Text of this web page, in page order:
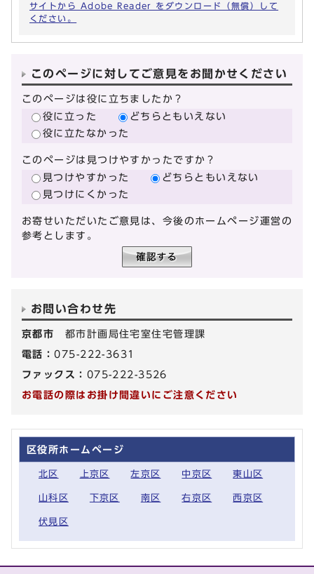
サイトから Adobe Reader をダウンロード（無償）して
ください。
このページに対してご意見をお聞かせください
このページは役に立ちましたか？
役に立った
どちらともいえない
役に立たなかった
このページは見つけやすかったですか？
見つけやすかった
どちらともいえない
見つけにくかった
お寄せいただいたご意見は、今後のホームページ運営の
参考とします。
お問い合わせ先
京都市 都市計画局住宅室住宅管理課
電話：075-222-3631
ファックス： 075-222-3526
お電話の際はお掛け間違いにご注意ください
区役所ホームページ
北区 上京区 左京区 中京区 東山区
山科区 下京区 南区 右京区 西京区
伏見区